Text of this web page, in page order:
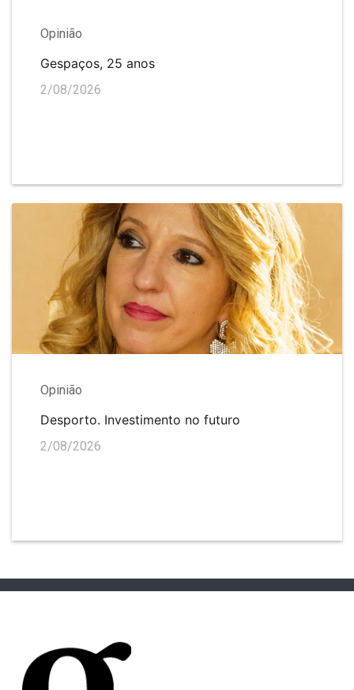
Opinião
Gespaços, 25 anos
2/08/2026
Opinião
Desporto. Investimento no futuro
2/08/2026